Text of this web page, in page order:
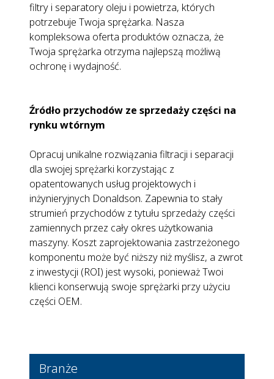
filtry i separatory oleju i powietrza, których
potrzebuje Twoja sprężarka. Nasza
kompleksowa oferta produktów oznacza, że
Twoja sprężarka otrzyma najlepszą możliwą
ochronę i wydajność.
Źródło przychodów ze sprzedaży części na
rynku wtórnym
Opracuj unikalne rozwiązania filtracji i separacji
dla swojej sprężarki korzystając z
opatentowanych usług projektowych i
inżynieryjnych Donaldson. Zapewnia to stały
strumień przychodów z tytułu sprzedaży części
zamiennych przez cały okres użytkowania
maszyny. Koszt zaprojektowania zastrzeżonego
komponentu może być niższy niż myślisz, a zwrot
z inwestycji (ROI) jest wysoki, ponieważ Twoi
klienci konserwują swoje sprężarki przy użyciu
części OEM.
Branże